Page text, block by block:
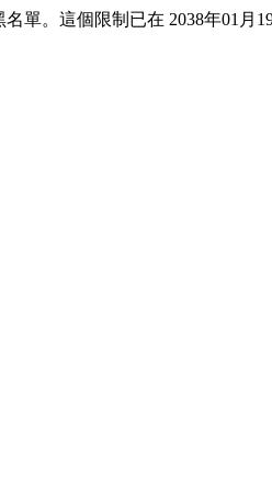
單。這個限制已在 2038年01月